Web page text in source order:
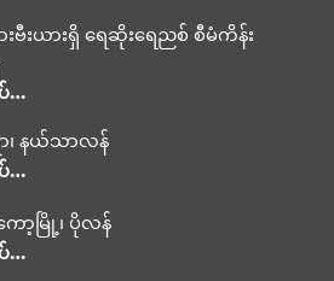
ဆားဗီးယားရှိ ရေဆိုးရေညစ် စီမံကိန်း
…
ာ၊ နယ်သာလန်
…
ော့မြို့၊ ပိုလန်
…